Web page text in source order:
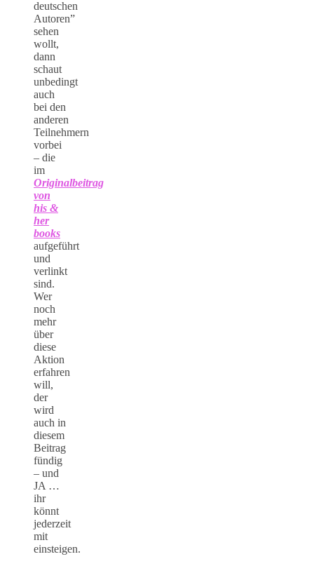
deutschen
Autoren”
sehen
wollt,
dann
schaut
unbedingt
auch
bei den
anderen
Teilnehmern
vorbei
– die
im
Originalbeitrag
von
his &
her
books
aufgeführt
und
verlinkt
sind.
Wer
noch
mehr
über
diese
Aktion
erfahren
will,
der
wird
auch in
diesem
Beitrag
fündig
– und
JA …
ihr
könnt
jederzeit
mit
einsteigen.